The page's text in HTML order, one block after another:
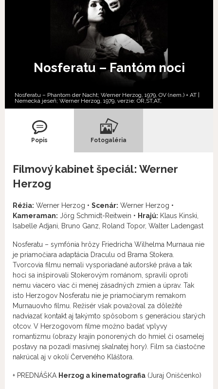
Nosferatu – Fantóm noci
Nosferatu – Phantom der Nacht; Werner Herzog, 1979, OV (nem.) + AT |
Nemecká jeseň; Werner Herzog, 1979, verzie: OR, ST,AT,
Popis Fotogaléria
Filmový kabinet špeciál: Werner
Herzog
Réžia: Werner Herzog • Scenár: Werner Herzog •
Kameraman: Jörg Schmidt-Reitwein • Hrajú: Klaus Kinski,
Isabelle Adjani, Bruno Ganz, Roland Topor, Walter Ladengast
Nosferatu – symfónia hrôzy Friedricha Wilhelma Murnaua nie
je priamočiara adaptácia Draculu od Brama Stokera.
Tvorcovia filmu nemali vysporiadané autorské práva a tak
hoci sa inšpirovali Stokerovým románom, spravili oproti
nemu viacero viac či menej zásadných zmien a úprav. Tak
isto Herzogov Nosferatu nie je priamočiarym remakom
Murnauovho filmu. Režisér však považoval za dôležité
nadviazať kontakt aj takýmto spôsobom s generáciou starých
otcov. V Herzogovom filme možno badať vplyvy
romantizmu (obrazy krajín ponorených do hmiel či osamelej
postavy na pozadí masívnej skalnatej hory). Film sa čiastočne
nakrúcal aj v okolí Červeného Kláštora.
+ PREDNÁŠKA Herzog a kinematografia (Juraj Oniščenko)